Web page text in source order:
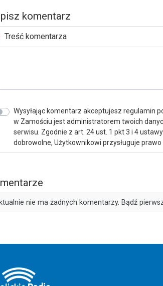
komentarz
Treść komentarza
Wysyłając komentarz akceptujesz regulamin
w Zamościu jest administratorem twoich
serwisu. Zgodnie z art. 24 ust. 1 pkt 3 i 4
dobrowolne, Użytkownikowi przysługuje
nie ma żadnych komentarzy. Bądź